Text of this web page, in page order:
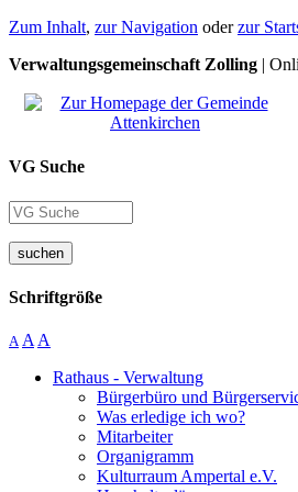
Zum Inhalt, zur Navigation oderzur
Verwaltungsgemeinschaft Zolling |
VG Suche
suchen
Schriftgröße
A A A
Rathaus - Verwaltung
Bürgerbüro und
Was erledige ich wo?
Mitarbeiter
Organigramm
Kulturraum Ampertal e.V.